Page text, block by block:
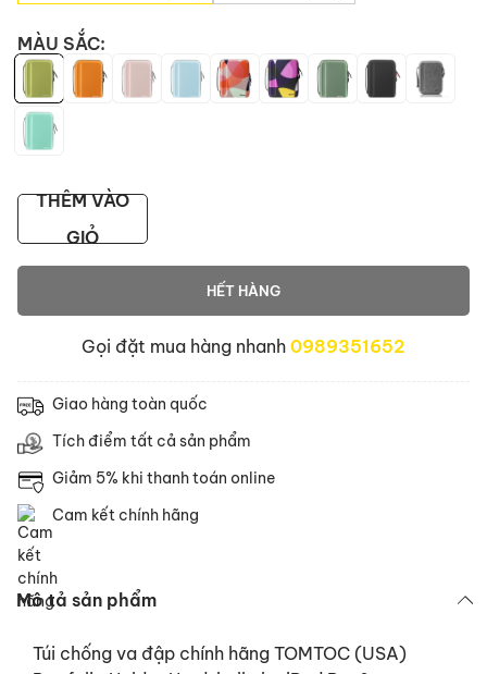
MÀU SẮC:
THÊM VÀO
GIỎ
HẾT HÀNG
Gọi đặt mua hàng nhanh 0989351652
Giao hàng toàn quốc
Tích điểm tất cả sản phẩm
Giảm 5% khi thanh toán online
Cam kết chính hãng
Mô tả sản phẩm
Túi chống va đập chính hãng TOMTOC (USA)